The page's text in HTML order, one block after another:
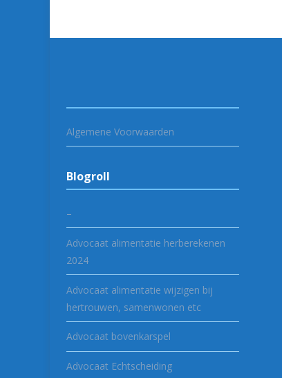
Algemene Voorwaarden
Blogroll
–
Advocaat alimentatie herberekenen
2024
Advocaat alimentatie wijzigen bij
hertrouwen, samenwonen etc
Advocaat bovenkarspel
Advocaat Echtscheiding